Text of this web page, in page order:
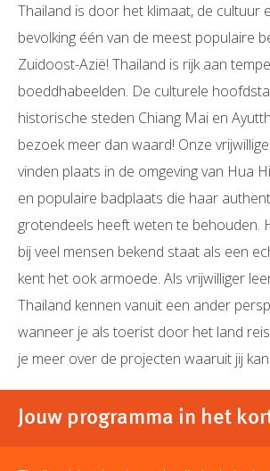
Thailand is door het klimaat, de cultuur
bevolking één van de meest populaire
Zuidoost-Azië! Thailand is rijk aan
boeddhabeelden. De culturele
historische steden Chiang Mai en
bezoek meer dan waard! Onze
vinden plaats in de omgeving van Hua
en populaire badplaats die haar
grotendeels heeft weten te behouden.
bij veel mensen bekend staat als een
kent het ook armoede. Als vrijwilliger
Thailand kennen vanuit een ander
wanneer je als toerist door het land
je meer over de projecten waaruit jij
Jouw programma in het